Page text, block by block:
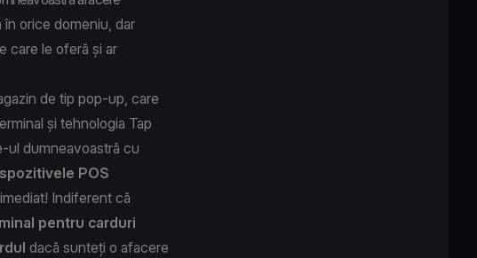
în orice domeniu, dar
care le oferă și ar
de tip pop-up, care
și tehnologia Tap
ul dumneavoastră cu
POS
imediat! Indiferent că
pentru carduri
dacă sunteți o afacere